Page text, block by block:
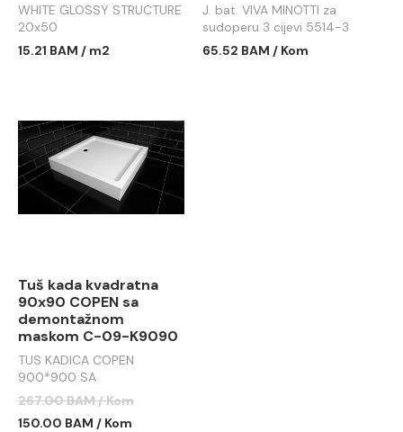
WHITE GLOSSY STRUCTURE
20x50
15.21 BAM / m2
J. bat. VIVA MINOTTI za
sudoperu 3 cijevi 5514-3
65.52 BAM / Kom
Tuš kada kvadratna
90x90 COPEN sa
demontažnom
maskom C-09-K9090
TUS KADICA COPEN
900*900 SA
DEMONTAŽNOM MASKOM
C-09-K9090
267.00 BAM / Kom
150.00 BAM / Kom